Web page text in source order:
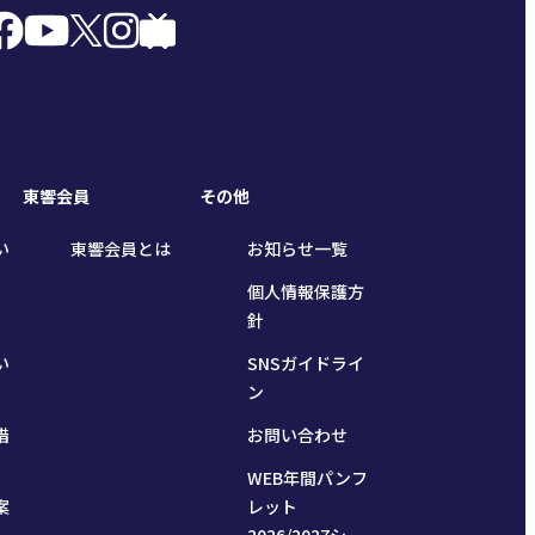
東響会員
東響会員とは
その他
お知らせ一覧
個人情報保護方
針
SNSガイドライ
ン
お問い合わせ
WEB年間パンフ
レット